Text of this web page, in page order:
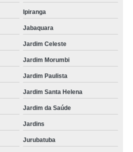
Ipiranga
Jabaquara
Jardim Celeste
Jardim Morumbi
Jardim Paulista
Jardim Santa Helena
Jardim da Saúde
Jardins
Jurubatuba